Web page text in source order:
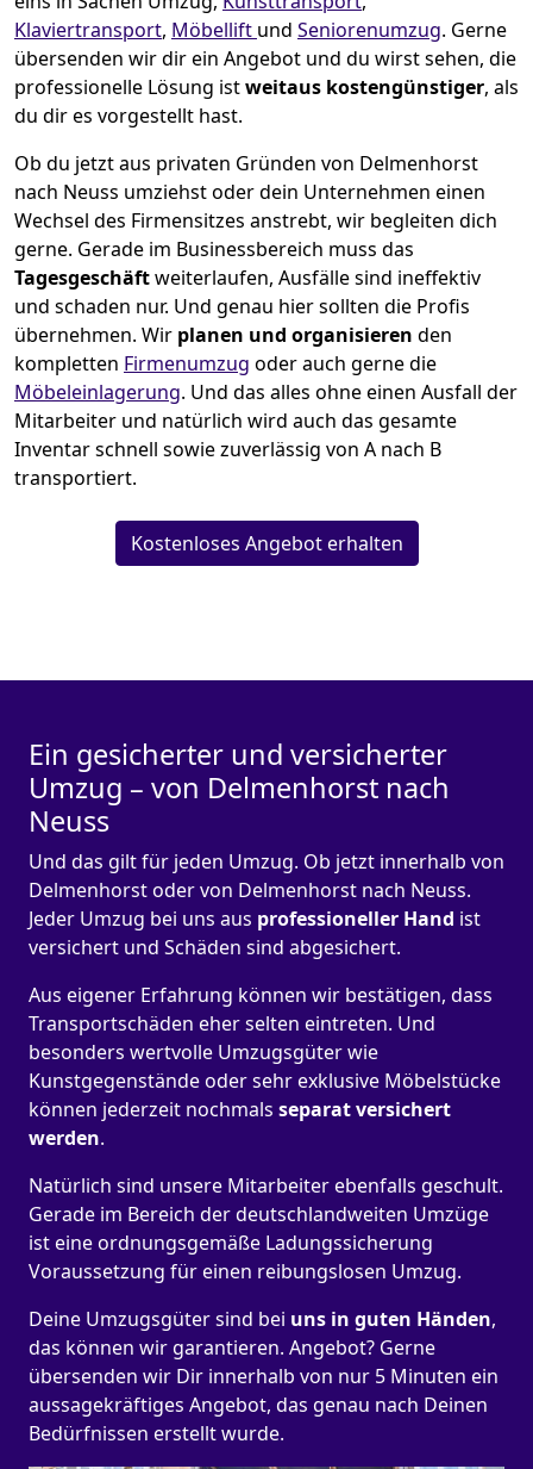
Klaviertransport, Möbellift und Seniorenumzug. Gerne
übersenden wir dir ein Angebot und du wirst sehen, die
professionelle Lösung istweitaus kostengünstiger, als
du dir es vorgestellt hast.
Ob du jetzt aus privaten Gründen von Delmenhorst
nach Neuss umziehst oder dein Unternehmen einen
Wechsel des Firmensitzes anstrebt, wir begleiten dich
gerne. Gerade im Businessbereich muss das
Tagesgeschäftweiterlaufen, Ausfälle sind ineffektiv
und schaden nur. Und genau hier sollten die Profis
übernehmen. Wir planen und organisieren den
kompletten Firmenumzug oder auch gerne die
Möbeleinlagerung. Und das alles ohne einen Ausfall der
Mitarbeiter und natürlich wird auch das gesamte
Inventar schnell sowie zuverlässig von A nach B
transportiert.
Kostenloses Angebot erhalten
Ein gesicherter und versicherter
Umzug – von Delmenhorst nach
Neuss
Und das gilt für jeden Umzug. Ob jetzt innerhalb von
Delmenhorst oder von Delmenhorst nach Neuss.
Jeder Umzug bei uns aus professioneller Hand ist
versichert und Schäden sind abgesichert.
Aus eigener Erfahrung können wir bestätigen, dass
Transportschäden eher selten eintreten. Und
besonders wertvolle Umzugsgüter wie
Kunstgegenstände oder sehr exklusive Möbelstücke
können jederzeit nochmals separat versichert
werden.
Natürlich sind unsere Mitarbeiter ebenfalls geschult.
Gerade im Bereich der deutschlandweiten Umzüge
ist eine ordnungsgemäße Ladungssicherung
Voraussetzung für einen reibungslosen Umzug.
Deine Umzugsgüter sind bei uns in guten Händen,
das können wir garantieren. Angebot? Gerne
übersenden wir Dir innerhalb von nur 5 Minuten ein
aussagekräftiges Angebot, das genau nach Deinen
Bedürfnissen erstellt wurde.